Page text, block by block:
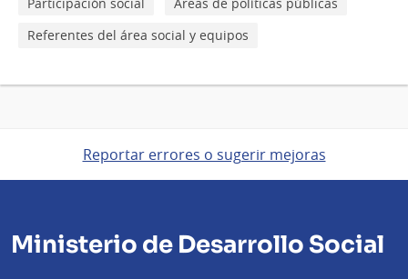
Referentes del área social y equipos
Reportar errores o sugerir mejoras
Ministerio de Desarrollo Social